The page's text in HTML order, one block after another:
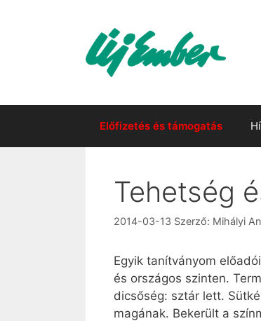
Előfizetés és támogatás
Tehetség
2014-03-13 Szerző: Mihályi
Egyik tanítványom
és országos szinten.
dicsőség: sztár lett.
magának. Bekerült a